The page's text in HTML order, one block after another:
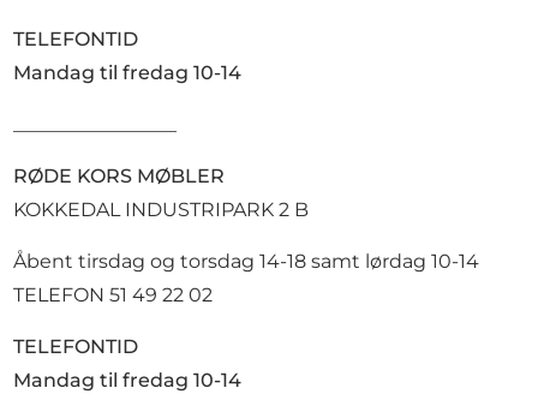
TELEFONTID
Mandag til fredag 10-14
RØDE KORS MØBLER
KOKKEDAL INDUSTRIPARK 2 B
Åbent tirsdag og torsdag 14-18 samt lørdag 10-14
TELEFON 51 49 22 02
TELEFONTID
Mandag til fredag 10-14